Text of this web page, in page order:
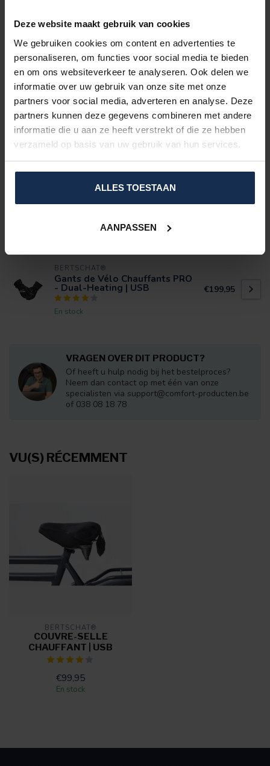
Deze website maakt gebruik van cookies
We gebruiken cookies om content en advertenties te
personaliseren, om functies voor social media te bieden
en om ons websiteverkeer te analyseren. Ook delen we
informatie over uw gebruik van onze site met onze
partners voor social media, adverteren en analyse. Deze
partners kunnen deze gegevens combineren met andere
informatie die u aan ze heeft verstrekt of die ze hebben
verzameld op basis van uw gebruik van hun services.
ALLES TOESTAAN
AANPASSEN
Confort amélioré
Jusqu’à 7-8 heures sur charge unique
Basé sur la batterie 3.000 mAh au niveau minimum.
SPÉCIFICATIONS
ÉVALUATIONS
PRODUITS CONNEXES
BERTSCHAT®
Zippé BERTSCHAT® PRO | USB
BERTSCHAT®
Gants de Vélo Chauffants PRO
- Dual-Heating | USB
En stock
€199,95
VRAGEN OVER DIT PRODUCT?
Of heeft u hulp nodig bij het bestelproces?
Neem dan contact op met één van onze
specialisten via support@comfort-producten.be
of 038 08 18 78
VU(S) RÉCEMMENT
BERTSCHAT®
COUVRE-SELLE
CHAUFFANT | USB
€99,95
En stock